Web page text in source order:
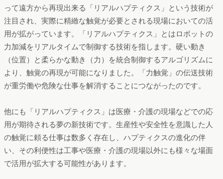
って遠方から再現出来る「リアルハプティクス」という技術が
注目され、実際に精緻な触覚が必要とされる現場においての活
用が拡がっています。「リアルハプティクス」とはロボットの
力加減をリアルタイムで制御する技術を指します。硬い動き
（位置）と柔らかな動き（力）を統合制御するアルゴリズムに
より、触覚の再現が可能になりました。「力触覚」の伝送技術
が重労働や危険な仕事を解消することにつながったのです。
他にも「リアルハプティクス」は医療・介護の現場などでの応
用が期待される夢の新技術です。生産性や安全性を意識した人
の触覚に頼る仕事は数多く存在し、ハプティクスの進化の伴
い、その利便性は工事や医療・介護の現場以外にも様々な場面
で活用が拡大する可能性があります。